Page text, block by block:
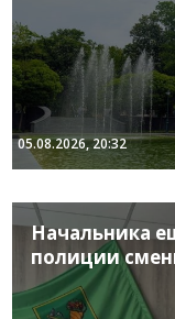
05.08.2026, 20:32
Начальника
полиции